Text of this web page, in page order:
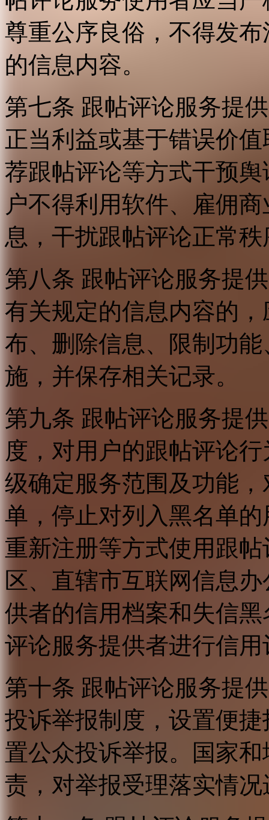
尊重公序良俗，不得发
的信息内容。
第七条 跟帖评论服务提
正当利益或基于错误价
荐跟帖评论等方式干预
户不得利用软件、雇佣
息，干扰跟帖评论正常
第八条 跟帖评论服务提
有关规定的信息内容的
布、删除信息、限制功
施，并保存相关记录。
第九条 跟帖评论服务提
度，对用户的跟帖评论
级确定服务范围及功能
单，停止对列入黑名单
重新注册等方式使用跟
区、直辖市互联网信息
供者的信用档案和失信
评论服务提供者进行信用
第十条 跟帖评论服务提
投诉举报制度，设置便
置公众投诉举报。国家
责，对举报受理落实情